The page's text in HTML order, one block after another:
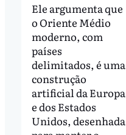
Ele argumenta que
o Oriente Médio
moderno, com
países
delimitados, é uma
construção
artificial da Europa
e dos Estados
Unidos, desenhada